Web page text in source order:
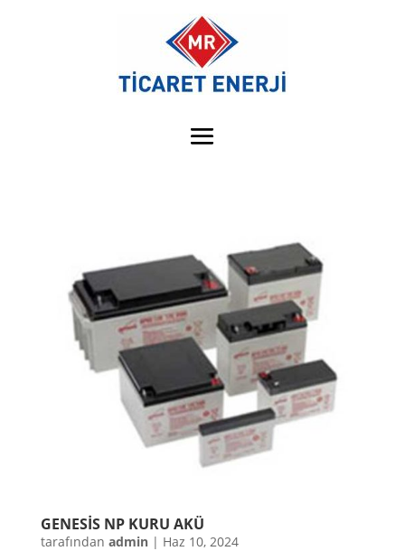
GENESİS NP KURU AKÜ
tarafından admin| Haz 10, 2024